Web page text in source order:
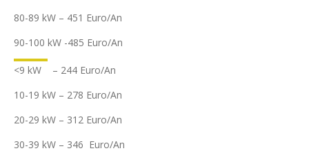
80-89 kW – 451 Euro/An
90-100 kW -485 Euro/An
<9 kW – 244 Euro/An
10-19 kW – 278 Euro/An
20-29 kW – 312 Euro/An
30-39 kW – 346 Euro/An